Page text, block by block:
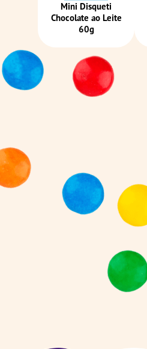
Mini Disqueti
Chocolate ao Leite
60g